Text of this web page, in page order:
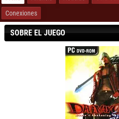
Conexiones
SOBRE EL JUEGO